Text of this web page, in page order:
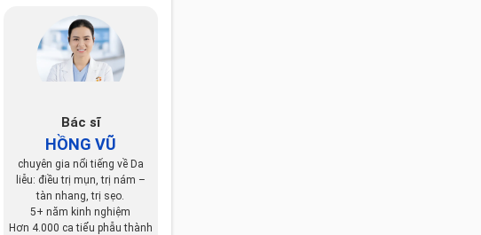
Bác sĩ
HỒNG VŨ
chuyên gia nổi tiếng về Da
liễu: điều trị mụn, trị nám –
tàn nhang, trị sẹo.
5+ năm kinh nghiệm
Hơn 4.000 ca tiểu phẫu thành